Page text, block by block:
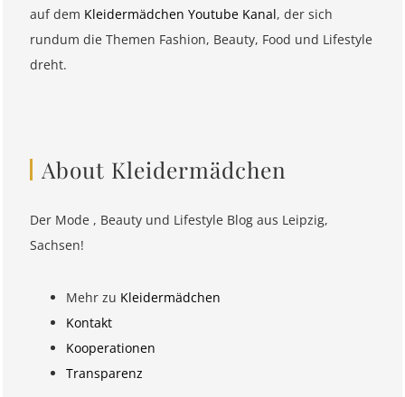
auf dem Kleidermädchen Youtube Kanal, der sich
rundum die Themen Fashion, Beauty, Food und Lifestyle
dreht.
About Kleidermädchen
Der Mode , Beauty und Lifestyle Blog aus Leipzig,
Sachsen!
Mehr zu Kleidermädchen
Kontakt
Kooperationen
Transparenz